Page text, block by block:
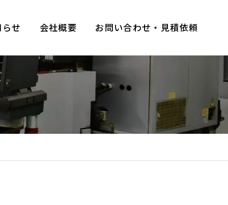
せ 会社概要 お問い合わせ・見積依頼